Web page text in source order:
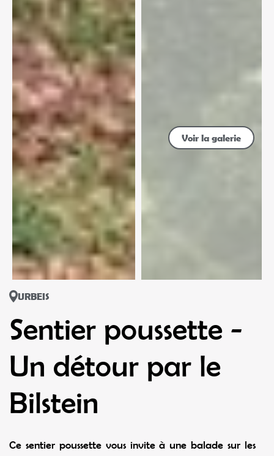
Voir la galerie
URBEIS
Sentier poussette -
Un détour par le
Bilstein
Ce sentier poussette vous invite à une balade sur les